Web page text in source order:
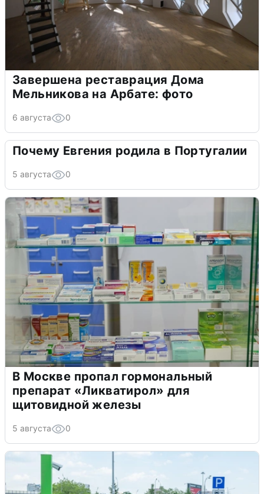
Завершена реставрация Дома
Мельникова на Арбате: фото
6 августа 0
Почему Евгения родила в Португалии
5 августа 0
В Москве пропал гормональный
препарат «Ликватирол» для
щитовидной железы
5 августа 0